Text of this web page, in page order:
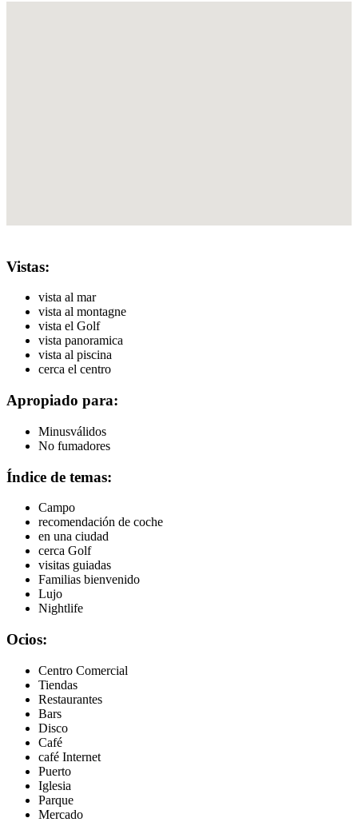
Vistas:
vista al mar
vista al montagne
vista el Golf
vista panoramica
vista al piscina
cerca el centro
Apropiado para:
Minusválidos
No fumadores
Índice de temas:
Campo
recomendación de coche
en una ciudad
cerca Golf
visitas guiadas
Familias bienvenido
Lujo
Nightlife
Ocios:
Centro Comercial
Tiendas
Restaurantes
Bars
Disco
Café
café Internet
Puerto
Iglesia
Parque
Mercado